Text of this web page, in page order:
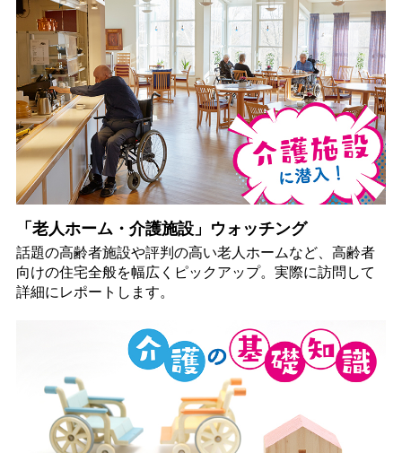
「老人ホーム・介護施設」ウォッチング
話題の高齢者施設や評判の高い老人ホームなど、高齢者
向けの住宅全般を幅広くピックアップ。実際に訪問して
詳細にレポートします。